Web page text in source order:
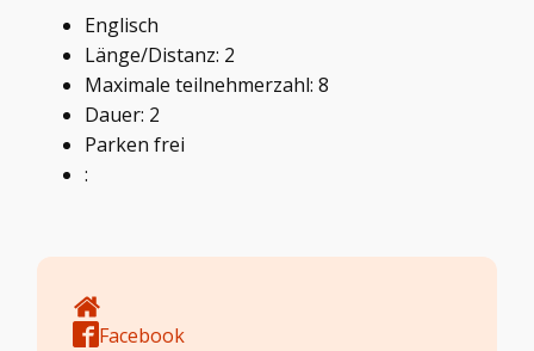
Englisch
Länge/Distanz: 2
Maximale teilnehmerzahl: 8
Dauer: 2
Parken frei
:
Facebook